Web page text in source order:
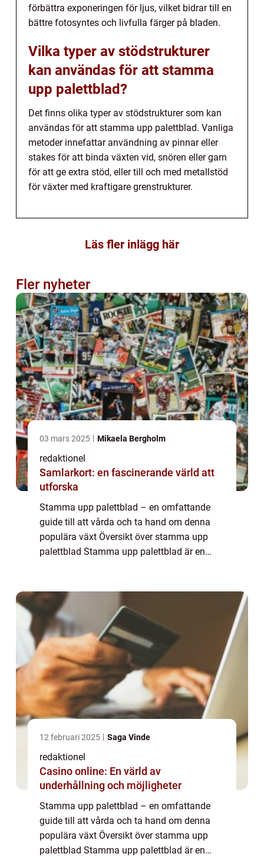
förbättra exponeringen för ljus, vilket bidrar till en
bättre fotosyntes och livfulla färger på bladen.
Vilka typer av stödstrukturer
kan användas för att stamma
upp palettblad?
Det finns olika typer av stödstrukturer som kan
användas för att stamma upp palettblad. Vanliga
metoder innefattar användning av pinnar eller
stakes för att binda växten vid, snören eller garn
för att ge extra stöd, eller till och med metallstöd
för växter med kraftigare grenstrukturer.
Läs fler inlägg här
Fler nyheter
03 mars 2025 Mikaela Bergholm
redaktionel
Samlarkort: en fascinerande värld att
utforska
Stamma upp palettblad – en omfattande
guide till att vårda och ta hand om denna
populära växt Översikt över stamma upp
palettblad Stamma upp palettblad är en
12 februari 2025 Saga Vinde
redaktionel
Casino online: En värld av
underhållning och möjligheter
Stamma upp palettblad – en omfattande
guide till att vårda och ta hand om denna
populära växt Översikt över stamma upp
palettblad Stamma upp palettblad är en